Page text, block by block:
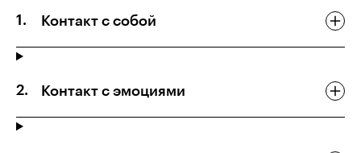
Контакт с собой
Контакт с эмоциями